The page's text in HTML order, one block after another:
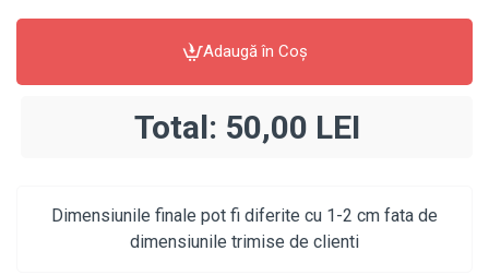
Adaugă în Coş
Total: 50,00 LEI
Dimensiunile finale pot fi diferite cu 1-2 cm fata de
dimensiunile trimise de clienti